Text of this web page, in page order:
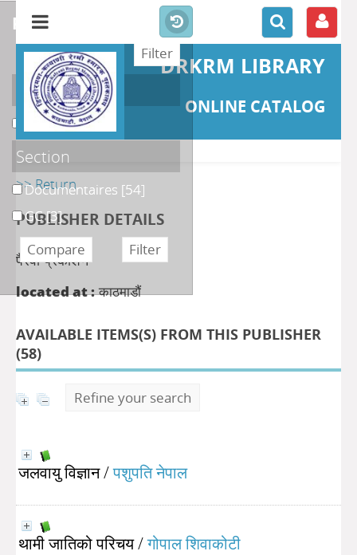
DRKRM LIBRARY
ONLINE CATALOG
>> Return
PUBLISHER DETAILS
पैरवी प्रकाशन
located at : काठमाडौं
AVAILABLE ITEMS(S) FROM THIS PUBLISHER
(58)
Refine your search
जलवायु विज्ञान/पशुपति नेपाल
थामी जातिको परिचय/गोपाल शिवाकोटी
refine or compare
Localisation
DKRML[57]
Section
Documentaires [54]
GC[3]